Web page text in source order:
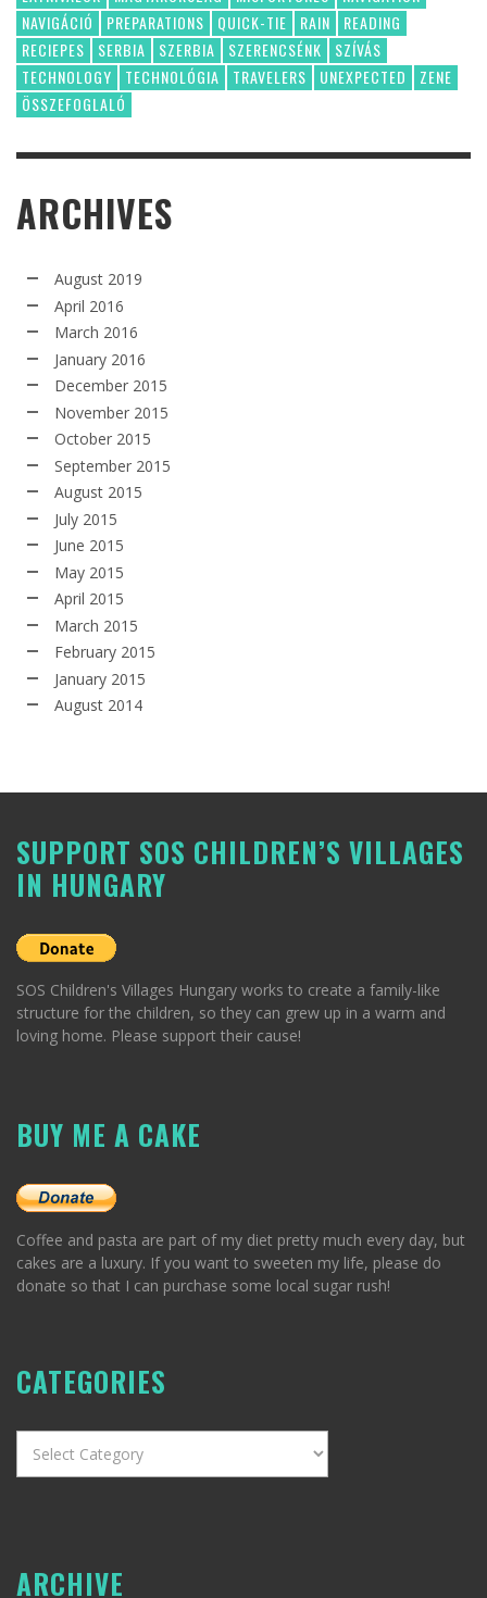
NAVIGÁCIÓ
PREPARATIONS QUICK-TIE RAIN
READING
RECIEPES
SERBIA SZERBIA SZERENCSÉNK
SZÍVÁS
TECHNOLOGY
TECHNOLÓGIA TRAVELERS UNEXPECTED
ZENE
ÖSSZEFOGLALÓ
ARCHIVES
August 2019
April 2016
March 2016
January 2016
December 2015
November 2015
October 2015
September 2015
August 2015
July 2015
June 2015
May 2015
April 2015
March 2015
February 2015
January 2015
August 2014
SUPPORT SOS CHILDREN’S VILLAGES
IN HUNGARY
SOS Children's Villages Hungary works to create a family-like
structure for the children, so they can grew up in a warm and
loving home. Please support their cause!
BUY ME A CAKE
Coffee and pasta are part of my diet pretty much every day, but
cakes are a luxury. If you want to sweeten my life, please do
donate so that I can purchase some local sugar rush!
CATEGORIES
ARCHIVE